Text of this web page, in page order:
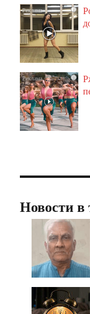
i
i
Новости в